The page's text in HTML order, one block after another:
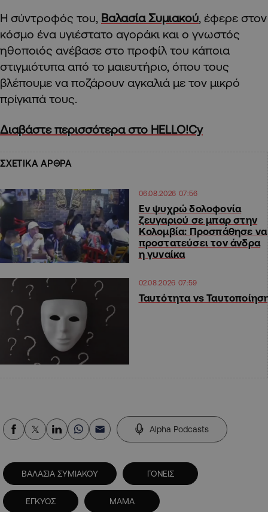
Η σύντροφός του, Βαλασία Συμιακού, έφερε στον
κόσμο ένα υγιέστατο αγοράκι και ο γνωστός
ηθοποιός ανέβασε στο προφίλ του κάποια
στιγμιότυπα από το μαιευτήριο, όπου τους
βλέπουμε να ποζάρουν αγκαλιά με τον μικρό
πρίγκιπά τους.
Διαβάστε περισσότερα στο HELLO!Cy
ΣΧΕΤΙΚΑ ΑΡΘΡΑ
06.08.2026 07:56
Εν ψυχρώ δολοφονία
ζευγαριού σε μπαρ στην
Κολομβία: Προσπάθησε να
προστατεύσει τον άνδρα
η γυναίκα
02.08.2026 07:59
Ταυτότητα vs
Alpha Podcasts
ΒΑΛΑΣΙΑ ΣΥΜΙΑΚΟΥ ΓΟΝΕΙΣ
ΕΓΚΥΟΣ ΜΑΜΑ